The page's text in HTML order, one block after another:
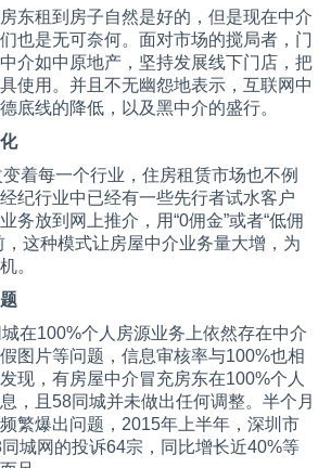
东租到房子自然是好的，但是现在中介
也是无可奈何。面对市场的搅局者，门
介如中原地产，坚持发展线下门店，把
使用。并且不无幽怨地表示，互联网中
底线的降低，以及黑中介的盛行。
变着每一个行业，住房租赁市场也不例
纪行业中已经有一些先行者试水客户
务放到网上推介，用“0佣金”或者“低佣
，这种模式让房屋中介业务量大增，为
。
城在100%个人房源业务上依然存在中介
图片等问题，信息审核率与100%也相
现，有房屋中介冒充房东在100%个人
，且 58同城并未做出任何调整。半个月
繁爆出问题， 2015年上半年，深圳市
同城网的投诉64宗，同比增长近40%等